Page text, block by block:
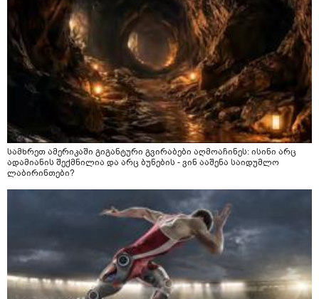
სამხრეთ ამერიკაში გიგანტური გვირაბები აღმოაჩინეს: ისინი არც
ადამიანის შექმნილია და არც ბუნების - ვინ ააშენა საიდუმლო
ლაბირინთები?